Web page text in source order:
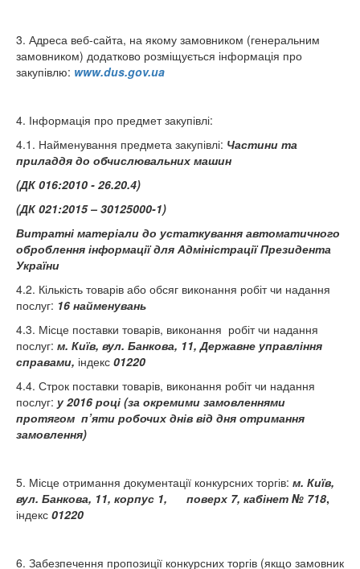
3. Адреса веб-сайта, на якому замовником (генеральним
замовником) додатково розміщується інформація про
закупівлю: www.dus.gov.ua
4. Інформація про предмет закупівлі:
4.1. Найменування предмета закупівлі: Частини та
приладдя до обчислювальних машин
(ДК 016:2010 - 26.20.4)
(ДК 021:2015 – 30125000-1)
Витратні матеріали до устаткування автоматичного
оброблення інформації для Адміністрації Президента
України
4.2. Кількість товарів або обсяг виконання робіт чи надання
послуг: 16 найменувань
4.3. Місце поставки товарів, виконання робіт чи надання
послуг: м. Київ, вул. Банкова, 11, Державне управління
справами, індекс 01220
4.4. Строк поставки товарів, виконання робіт чи надання
послуг: у 2016 році (за окремими замовленнями
протягом п’яти робочих днів від дня отримання
замовлення)
5. Місце отримання документації конкурсних торгів: м. Київ,
вул. Банкова, 11, корпус 1, поверх 7, кабінет № 718,
індекс 01220
6. Забезпечення пропозиції конкурсних торгів (якщо замовник